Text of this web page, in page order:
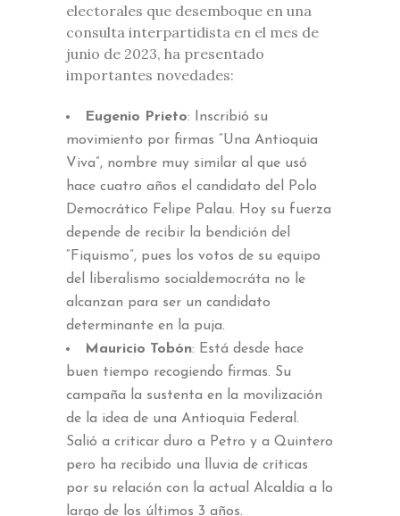
electorales que desemboque en una
consulta interpartidista en el mes de
junio de 2023, ha presentado
importantes novedades:
Eugenio Prieto: Inscribió su
movimiento por firmas “Una Antioquia
Viva”, nombre muy similar al que usó
hace cuatro años el candidato del Polo
Democrático Felipe Palau. Hoy su fuerza
depende de recibir la bendición del
“Fiquismo”, pues los votos de su equipo
del liberalismo socialdemocráta no le
alcanzan para ser un candidato
determinante en la puja.
Mauricio Tobón: Está desde hace
buen tiempo recogiendo firmas. Su
campaña la sustenta en la movilización
de la idea de una Antioquia Federal.
Salió a criticar duro a Petro y a Quintero
pero ha recibido una lluvia de críticas
por su relación con la actual Alcaldía a lo
largo de los últimos 3 años.